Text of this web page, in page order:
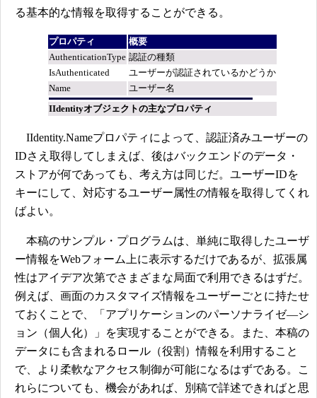
る基本的な情報を取得することができる。
プロパティ
概要
AuthenticationType 認証の種類
IsAuthenticated
ユーザーが認証されているかどうか
Name
ユーザー名
IIdentityオブジェクトの主なプロパティ
IIdentity.Nameプロパティによって、認証済みユーザーの
IDさえ取得してしまえば、後はバックエンドのデータ・
ストアが何であっても、考え方は同じだ。ユーザーIDを
キーにして、対応するユーザー属性の情報を取得してくれ
ばよい。
本稿のサンプル・プログラムは、単純に取得したユーザ
ー情報をWebフォーム上に表示するだけであるが、拡張属
性はアイデア次第でさまざまな局面で利用できるはずだ。
例えば、画面のカスタマイズ情報をユーザーごとに持たせ
ておくことで、「アプリケーションのパーソナライゼ―シ
ョン（個人化）」を実現することができる。また、本稿の
データにも含まれるロール（役割）情報を利用すること
で、より柔軟なアクセス制御が可能になるはずである。こ
れらについても、機会があれば、別稿で詳述できればと思